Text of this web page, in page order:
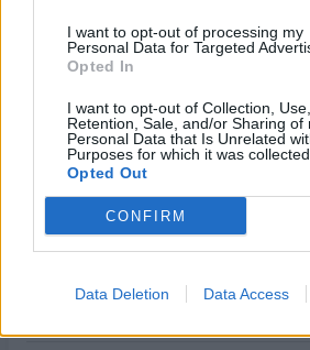
I want to opt-out of processing my
Personal Data for Targeted
Opted In
I want to opt-out of Collection, Use,
Retention, Sale, and/or Sharing of
Personal Data that Is Unrelated
Purposes for which it was collected.
Opted Out
CONFIRM
Data Deletion Data Access
Είσοδος της γαλλικής Meridiam
διασύνδεση Ελλάδας – Κύπρου
05/08/2026 - 18:06 ΕΠΙΧΕΙΡΗΣΕΙΣ
ΔΕΗ: Ισχυρή ανάπτυξη στο α΄
προσαρμοσμένο EBITDA στα 1,2
05/08/2026 - 17:51 ΕΝΕΡΓΕΙΑ